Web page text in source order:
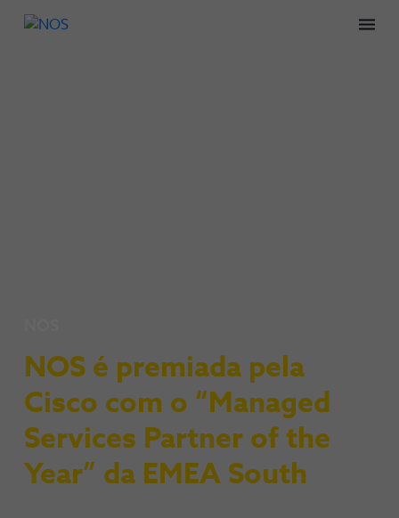
NOS é premiada pela
Cisco com o “Managed
Services Partner of the
Year” da EMEA South